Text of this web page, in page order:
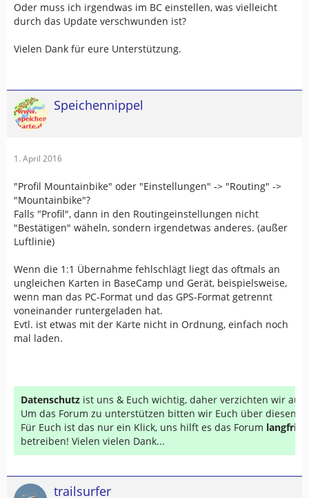
Oder muss ich irgendwas im BC einstellen, was vielleicht
durch das Update verschwunden ist?
Vielen Dank für eure Unterstützung.
Speichennippel
1. April 2016
"Profil Mountainbike" oder "Einstellungen" -> "Routing" ->
"Mountainbike"?
Falls "Profil", dann in den Routingeinstellungen nicht
"Bestätigen" wäheln, sondern irgendetwas anderes. (außer
Luftlinie)
Wenn die 1:1 Übernahme fehlschlägt liegt das oftmals an
ungleichen Karten in BaseCamp und Gerät, beispielsweise,
wenn man das PC-Format und das GPS-Format getrennt
voneinander runtergeladen hat.
Evtl. ist etwas mit der Karte nicht in Ordnung, einfach noch
mal laden.
Datenschutz ist uns & Euch wichtig, daher verzichten wir auf
Um das Forum zu unterstützen bitten wir Euch über diesen
Für Euch ist das nur ein Klick, uns hilft es das Forum
betreiben! Vielen vielen Dank...
trailsurfer